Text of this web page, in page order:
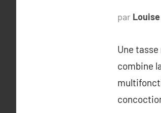
par
Une
combine